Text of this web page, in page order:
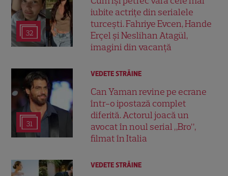
32
iubite actrițe din serialele
turcești. Fahriye Evcen, Hande
Erçel și Neslihan Atagül,
imagini din vacanță
31
VEDETE STRĂINE
Can Yaman revine pe ecrane
într-o ipostază complet
diferită. Actorul joacă un
avocat în noul serial „Bro”,
filmat în Italia
VEDETE STRĂINE